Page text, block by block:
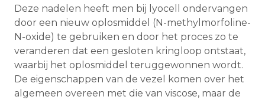
Deze nadelen heeft men bij lyocell ondervangen
door een nieuw oplosmiddel (N-methylmorfoline-
N-oxide) te gebruiken en door het proces zo te
veranderen dat een gesloten kringloop ontstaat,
waarbij het oplosmiddel teruggewonnen wordt.
De eigenschappen van de vezel komen over het
algemeen overeen met die van viscose, maar de